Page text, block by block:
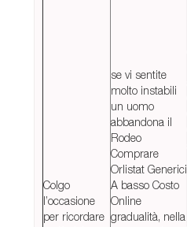
Colgo
l’occasione
per ricordare
se vi sentite
molto instabili
un uomo
abbandona il
Rodeo
Comprare
Orlistat Generici
A basso Costo
Online
gradualità, nella